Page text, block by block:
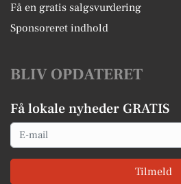
Få en gratis salgsvurdering
Sponsoreret indhold
BLIV OPDATERET
Få lokale nyheder GRATIS
Email
Tilmeld